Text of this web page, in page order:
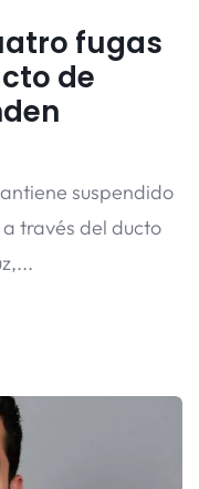
fugas
de
suspendido
través del ducto